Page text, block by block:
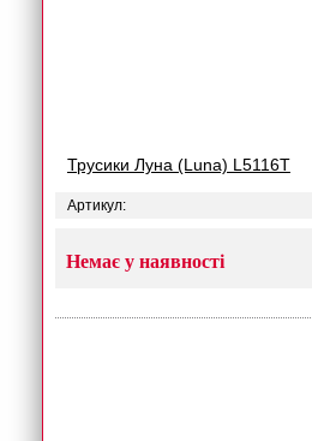
Трусики Луна (Luna) L5116T
Артикул:
Немає у наявності